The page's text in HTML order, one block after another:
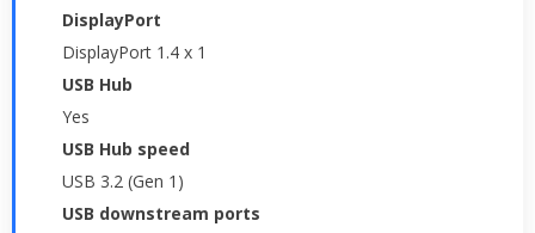
DisplayPort
DisplayPort 1.4 x 1
USB Hub
Yes
USB Hub speed
USB 3.2 (Gen 1)
USB downstream ports